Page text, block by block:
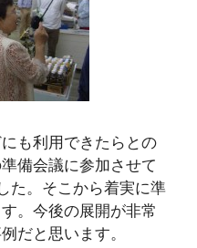
も利用できたらとの
備会議に参加させて
た。そこから着実に準
。今後の展開が非常
だと思います。